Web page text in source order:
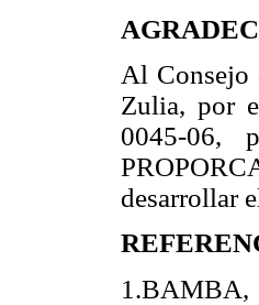
Al Consejo
Zulia, por
0045-06,
desarrollar
1.BAMBA,